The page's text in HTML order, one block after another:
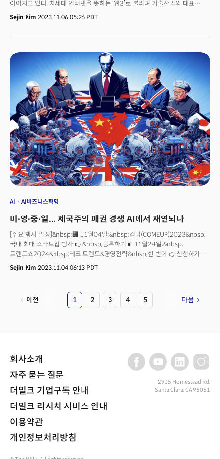
이어지고 있다. 차세대 인터넷을 뜻하는 ‘웹3’로 불리며 기술산업의 대표
혁신주자로 떠올랐지만, 가격이 떨어지자 서비스 사용자가 급격히 줄었다.
하지만 봄을 알리는 '한줄기 희망의 빛(Silver lining)'이 보이는 것일까?
인공지능(AI)은 또 다른 희망의 빛으로 꼽힌다. 이 같은 변화 속에서 시장의
파이를 둘러싼 업계 간 눈치 싸움이 치열하다. 블랙록 등 전통 금융권을
중심으로 시장에 새로 진입하는 기업과 기관 등이 늘어나고, 기존
플레이어들은 비즈니스 모델을 수정하고 있다. 동시에 소위 ‘잘 될 기업’과
연합할 기회를 찾기 위해 물밑작업을 진행하는 중이다. 세계 각국에서는 규제
당국에서는 관련 규칙 마련을 논의하는 중이다.이에 더밀크는 블록체인∙
암호화폐 산업이 2024년 가상경제, AI 등과 어떻게 결합되고 있는지
조망한다. 또 2024년 암호화폐 투자 시장을 지배할 내러티브, 디지털경제 속
암호화폐를 활용한 금융 비즈니스모델, 관련 규제 등을 다각적으로 분석하고
전망해본다.
Sejin Kim 2023.11.06 05:26 PDT
AI AI비즈니스혁명
미∙영∙중∙일... 제국주의 패권 경쟁 AI에서 재연되나
[주요 행사 일정]&nbsp;🏢 11월04일:&nbsp;컴업(COMEUP)2023&nbsp;
국내 최대 스타트업 행사 👉&nbsp;등록하기📊 11월24일:&nbsp;
트렌드쇼2024&nbsp;테크 트렌드&경영전략&nbsp;한 번에 👉신청하기👣
1월:&nbsp;CES2024&nbsp;세계 최대 테크 컨퍼런스 👉&nbsp;참관 및
비즈니스 협업🎪 3월:&nbsp;L-캠프&nbsp;실리콘밸리 미국 진출 스타트업
‘영어 패권’을 만들었습니다.비싼 AI칩&nbsp;대안으로 갑자기 블록체인이
보이고 있죠.요즘 비트코인 오르는&nbsp;이유, 이 패턴에 있습니다.“저는
“이걸 언제, 뭘로, 어떻게 채우지”라는 고민은 각종 제안서, 메일 등 문서
작업을 하는 대부분의 직장인이 한 번쯤 겪어봤을 듯합니다.&nbsp;저와
얘기를 나눈 A씨는 인공지능(AI) 업계에 있는 분이 아닙니다. 게임, 기술 산업
쪽에 종사하는 보통 직장인이었죠. 그는 이렇게 말을 이어갑니다.&nbsp;“저는
메일이나 문서 쓸 때 챗GPT 무조건 써요. 다른 팀도 대부분 다 쓰는 것 같아요.
시간이 정말 많이 절약돼서 이젠 없으면 안 될 것 같아요”&nbsp;챗GPT를
위시한 AI 서비스가 제일 파고든 분야가 바로 이 빈 문서 공포증입니다.
사람들의 일상을 빠르게 점유하고 있는 이 AI 산업은 미국+일본, 유럽연합(EU)
만들어지고 있습니다.&nbsp;👉 한국은 어디 있나
Sejin Kim 2023.11.04 06:13 PDT
이전 1 2 3 4 5 다음
회사소개
자주 묻는 질문
더밀크 기업구독 안내
더밀크 리서치 서비스 안내
이용약관
개인정보처리방침
2905 Homestead Rd,
Santa Clara, CA 95051